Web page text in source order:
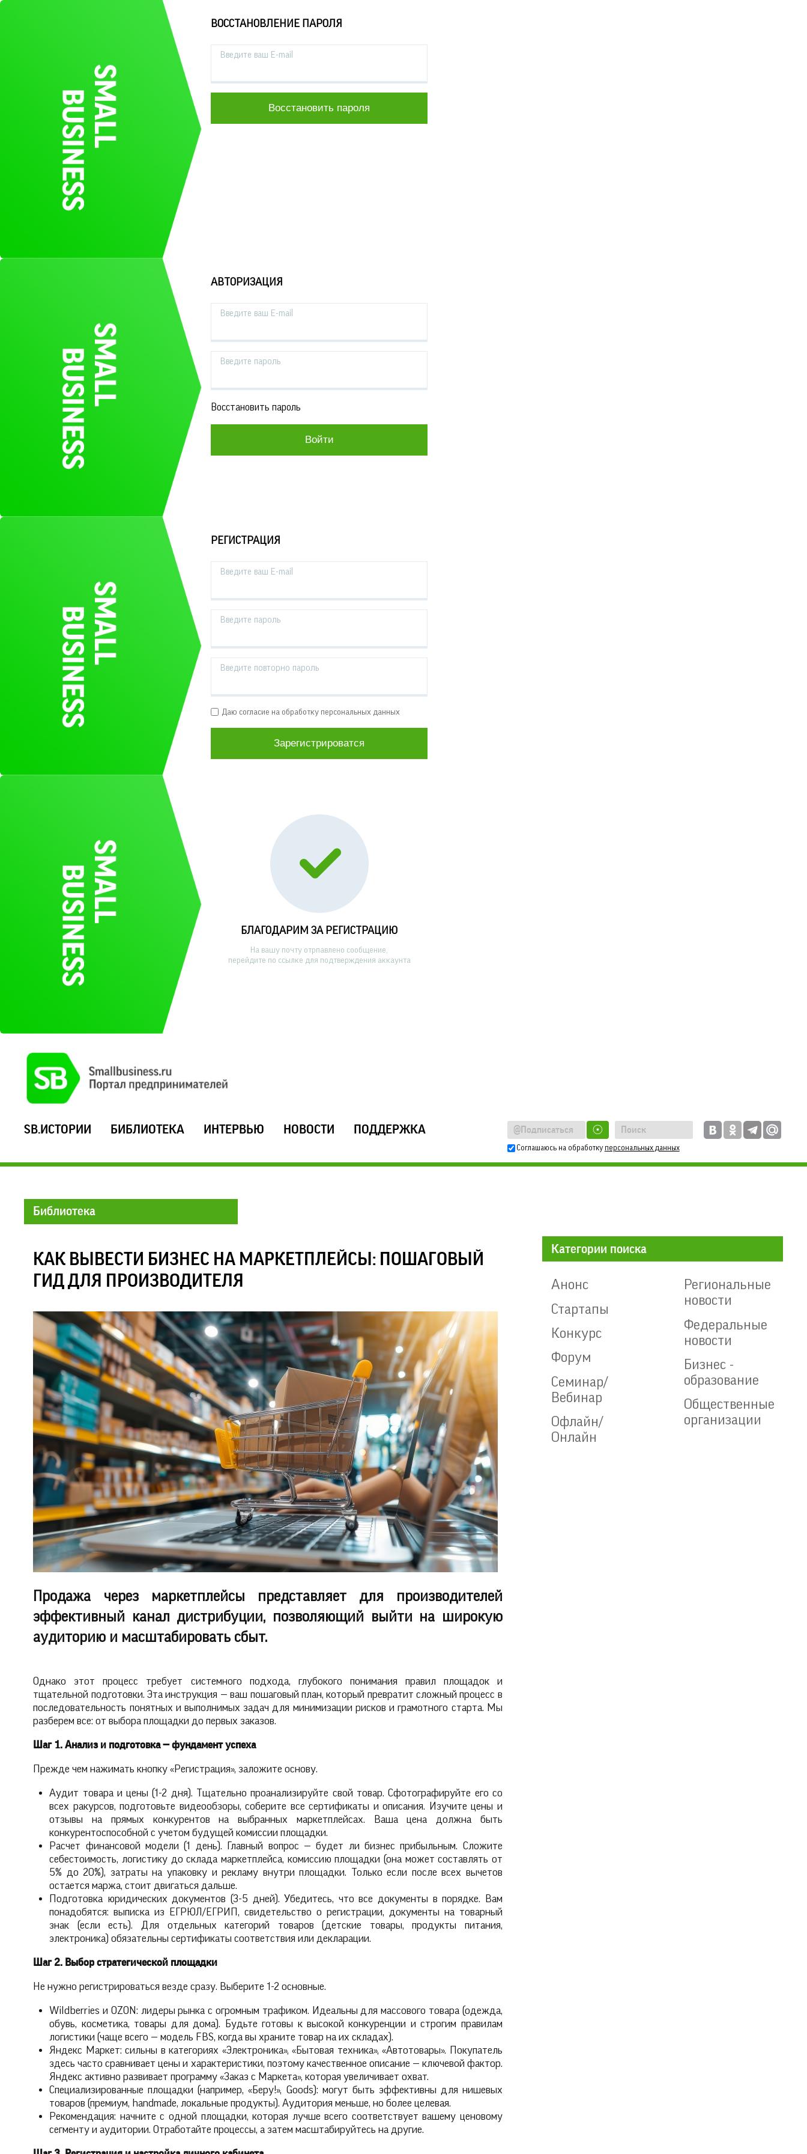
ВОССТАНОВЛЕНИЕ ПАРОЛЯ
Введите ваш E-mail
АВТОРИЗАЦИЯ
Введите ваш E-mail
Введите пароль
Восстановить пароль
РЕГИСТРАЦИЯ
Введите ваш E-mail
Введите пароль
Введите повторно пароль
Даю согласие на обработку персональных данных
БЛАГОДАРИМ ЗА РЕГИСТРАЦИЮ
На вашу почту отрпавлено сообщение,
перейдите по ссылке для подтверждения аккаунта
SB.ИСТОРИИ БИБЛИОТЕКА ИНТЕРВЬЮ НОВОСТИ ПОДДЕРЖКА ☉
Соглашаюсь на обработку персональных данных
Библиотека
КАК ВЫВЕСТИ БИЗНЕС НА МАРКЕТПЛЕЙСЫ: ПОШАГОВЫЙ
ГИД ДЛЯ ПРОИЗВОДИТЕЛЯ
Продажа через маркетплейсы представляет для производителей
эффективный канал дистрибуции, позволяющий выйти на широкую
аудиторию и масштабировать сбыт.
Однако этот процесс требует системного подхода, глубокого понимания правил площадок и
тщательной подготовки. Эта инструкция — ваш пошаговый план, который превратит сложный процесс в
последовательность понятных и выполнимых задач для минимизации рисков и грамотного старта. Мы
разберем все: от выбора площадки до первых заказов.
Шаг 1. Анализ и подготовка — фундамент успеха
Прежде чем нажимать кнопку «Регистрация», заложите основу.
Аудит товара и цены (1-2 дня). Тщательно проанализируйте свой товар. Сфотографируйте его со
всех ракурсов, подготовьте видеообзоры, соберите все сертификаты и описания. Изучите цены и
отзывы на прямых конкурентов на выбранных маркетплейсах. Ваша цена должна быть
конкурентоспособной с учетом будущей комиссии площадки.
Расчет финансовой модели (1 день). Главный вопрос — будет ли бизнес прибыльным. Сложите
себестоимость, логистику до склада маркетплейса, комиссию площадки (она может составлять от
5% до 20%), затраты на упаковку и рекламу внутри площадки. Только если после всех вычетов
остается маржа, стоит двигаться дальше.
Подготовка юридических документов (3-5 дней). Убедитесь, что все документы в порядке. Вам
понадобятся: выписка из ЕГРЮЛ/ЕГРИП, свидетельство о регистрации, документы на товарный
знак (если есть). Для отдельных категорий товаров (детские товары, продукты питания,
электроника) обязательны сертификаты соответствия или декларации.
Шаг 2. Выбор стратегической площадки
Не нужно регистрироваться везде сразу. Выберите 1-2 основные.
Wildberries и OZON: лидеры рынка с огромным трафиком. Идеальны для массового товара (одежда,
обувь, косметика, товары для дома). Будьте готовы к высокой конкуренции и строгим правилам
логистики (чаще всего — модель FBS, когда вы храните товар на их складах).
Яндекс Маркет: сильны в категориях «Электроника», «Бытовая техника», «Автотовары». Покупатель
здесь часто сравнивает цены и характеристики, поэтому качественное описание — ключевой фактор.
Яндекс активно развивает программу «Заказ с Маркета», которая увеличивает охват.
Специализированные площадки (например, «Беру!», Goods): могут быть эффективны для нишевых
товаров (премиум, handmade, локальные продукты). Аудитория меньше, но более целевая.
Рекомендация: начните с одной площадки, которая лучше всего соответствует вашему ценовому
сегменту и аудитории. Отработайте процессы, а затем масштабируйтесь на другие.
Категории поиска
Анонс
Стартапы
Конкурс
Форум
Семинар/
Вебинар
Офлайн/
Онлайн
Региональные
новости
Федеральные
новости
Бизнес -
образование
Общественные
организации